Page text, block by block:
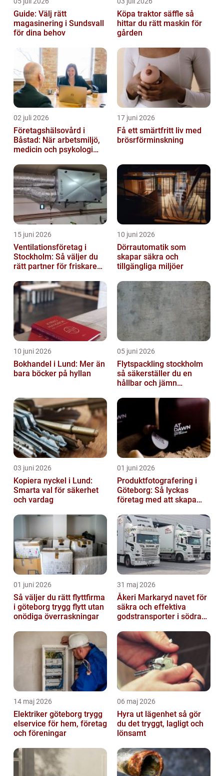
Guide: Välj rätt
magasinering i Sundsvall
för dina behov
Köpa traktor säffle så
hittar du rätt maskin för
gården
02 juli 2026
Företagshälsovård i
Båstad: När arbetsmiljö,
medicin och psykologi
17 juni 2026
Få ett smärtfritt liv med
brösrförminskning
15 juni 2026
Ventilationsföretag i
Stockholm: Så väljer du
rätt partner för friskare
10 juni 2026
Dörrautomatik som
skapar säkra och
tillgängliga miljöer
10 juni 2026
Bokhandel i Lund: Mer än
bara böcker på hyllan
05 juni 2026
Flytspackling stockholm
så säkerställer du en
hållbar och jämn
03 juni 2026
Kopiera nyckel i Lund:
Smarta val för säkerhet
och vardag
01 juni 2026
Produktfotografering i
Göteborg: Så lyckas
företag med att skapa
01 juni 2026
Så väljer du rätt flyttfirma
i göteborg trygg flytt utan
onödiga överraskningar
31 maj 2026
Åkeri Markaryd navet för
säkra och effektiva
godstransporter i södra
14 maj 2026
Elektriker göteborg trygg
elservice för hem, företag
och föreningar
06 maj 2026
Hyra ut lägenhet så gör
du det tryggt, lagligt och
lönsamt